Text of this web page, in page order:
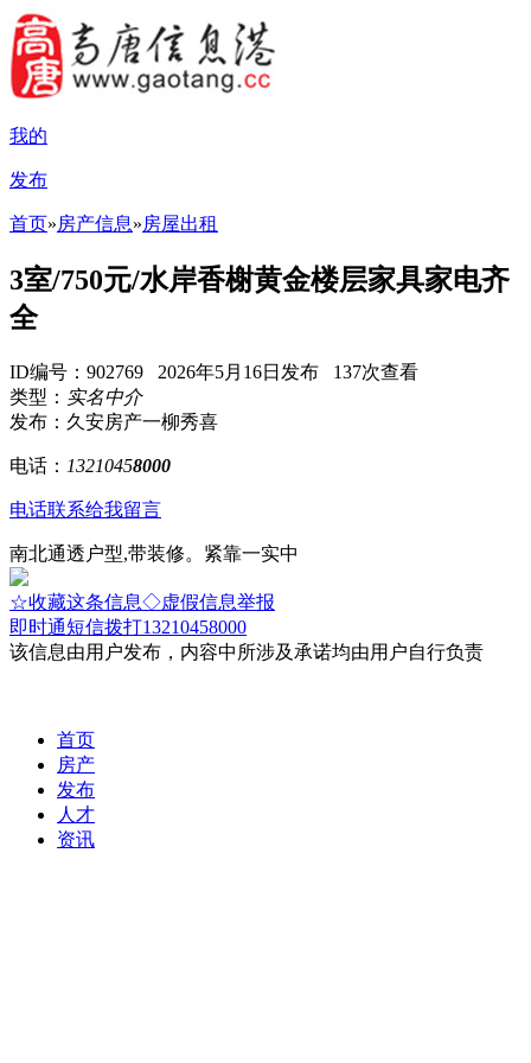
我的
发布
首页»房产信息»房屋出租
3室/750元/水岸香榭黄金楼层家具家电齐
全
ID编号：902769 2026年5月16日发布 137次查看
类型： 实名中介
发布：久安房产一柳秀喜
电话： 13210458000
电话联系给我留言
南北通透户型,带装修。紧靠一实中
☆收藏这条信息◇虚假信息举报
即时通短信拨打13210458000
该信息由用户发布，内容中所涉及承诺均由用户自行负责
首页
房产
发布
人才
资讯